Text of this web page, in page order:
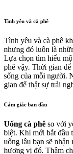
Tình yêu và cà phê
Tình yêu và cà phê
nhưng đó luôn là
Lựa chọn tìm hiểu
phê vậy. Thời gian
sống của mỗi người.
gian để thật sự trải
Cảm giác ban đầu
Uống cà phê so với
biệt. Khi mới bắt đầu
uống lâu bạn sẽ nhận
hương vị đó. Thậm